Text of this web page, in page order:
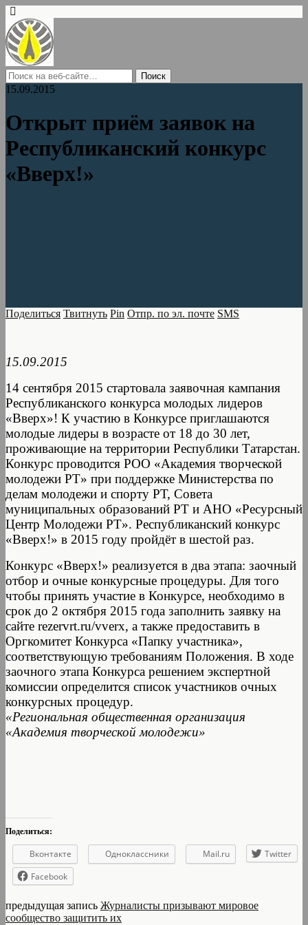
15.09.2015
Открыт приём заявок на
Республиканский конкурс
«Вверх!»
Поделиться Твитнуть Pin Отпр. по эл. почте SMS
15.09.2015
14 сентября 2015 стартовала заявочная кампания
Республиканского конкурса молодых лидеров
«Вверх»! К участию в Конкурсе приглашаются
молодые лидеры в возрасте от 18 до 30 лет,
проживающие на территории Республики Татарстан.
Конкурс проводится РОО «Академия творческой
молодежи РТ» при поддержке Министерства по
делам молодежи и спорту РТ, Совета
муниципальных образований РТ и АНО «Ресурсный
Центр Молодежи РТ». Республиканский конкурс
«Вверх!» в 2015 году пройдёт в шестой раз.
Конкурс «Вверх!» реализуется в два этапа: заочный
отбор и очные конкурсные процедуры. Для того
чтобы принять участие в Конкурсе, необходимо в
срок до 2 октября 2015 года заполнить заявку на
сайте rezervrt.ru/vverx, а также предоставить в
Оргкомитет Конкурса «Папку участника»,
соответствующую требованиям Положения. В ходе
заочного этапа Конкурса решением экспертной
комиссии определится список участников очных
конкурсных процедур.
«Региональная общественная организация
«Академия творческой молодежи»
Поделиться:
Вконтакте Одноклассники Mail.ru
Twitter
Facebook
предыдущая запись Журналисты призывают мировое
сообщество защитить их